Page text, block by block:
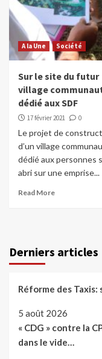
A la Une Société
Sur le site du futur
village
dédié aux SDF
17 février 2021 0
Le projet de
d’un village
dédié aux personnes
abri sur une emprise...
Read More
Derniers articles
Réforme des
5 août 2026
« CDG » contre la
dans le vide…